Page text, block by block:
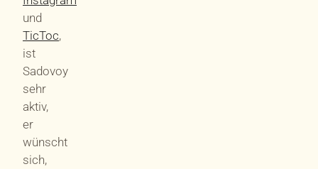
und
TicToc,
ist
Sadovoy
sehr
aktiv,
er
wünscht
sich,